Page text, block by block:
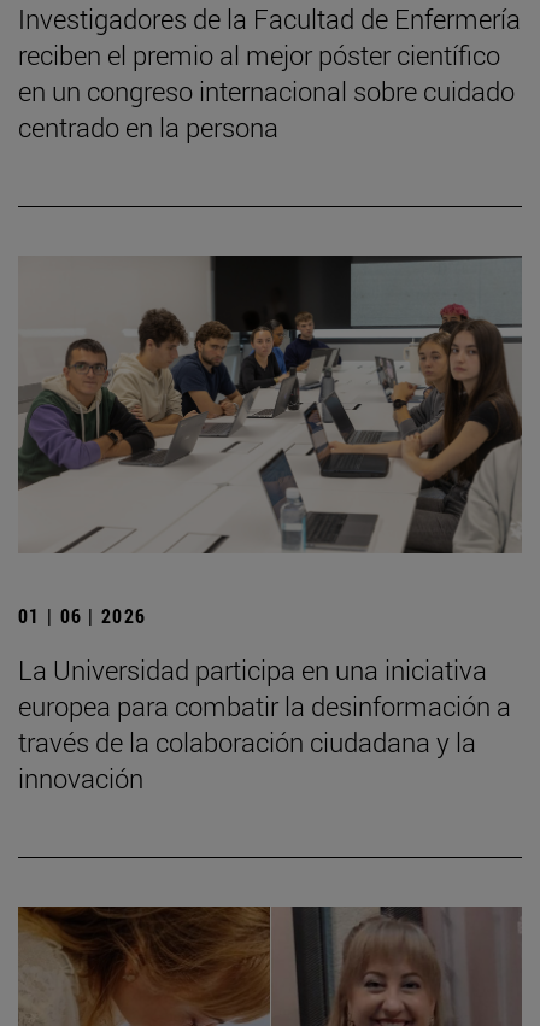
Investigadores de la Facultad de Enfermería
reciben el premio al mejor póster científico
en un congreso internacional sobre cuidado
centrado en la persona
01 | 06 | 2026
La Universidad participa en una iniciativa
europea para combatir la desinformación a
través de la colaboración ciudadana y la
innovación